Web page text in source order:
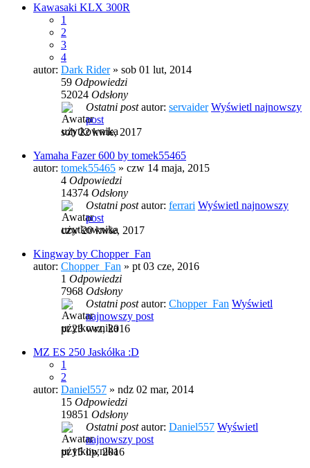
Kawasaki KLX 300R
1
2
3
4
autor: Dark Rider» sob 01 lut, 2014
59 Odpowiedzi
52024 Odsłony
Ostatni postautor: servaider Wyświetl najnowszy
post
sob 22 kwie, 2017
Yamaha Fazer 600 by tomek55465
autor: tomek55465 » czw 14 maja, 2015
4 Odpowiedzi
14374 Odsłony
Ostatni postautor: ferrari Wyświetl najnowszy
post
czw 20 kwie, 2017
Kingway by Chopper_Fan
autor: Chopper_Fan » pt 03 cze, 2016
1 Odpowiedzi
7968 Odsłony
Ostatni postautor: Chopper_Fan Wyświetl
najnowszy post
pt 23 wrz, 2016
MZ ES 250 Jaskółka :D
1
2
autor: Daniel557 » ndz 02 mar, 2014
15 Odpowiedzi
19851 Odsłony
Ostatni postautor: Daniel557 Wyświetl
najnowszy post
pt 15 lip, 2016